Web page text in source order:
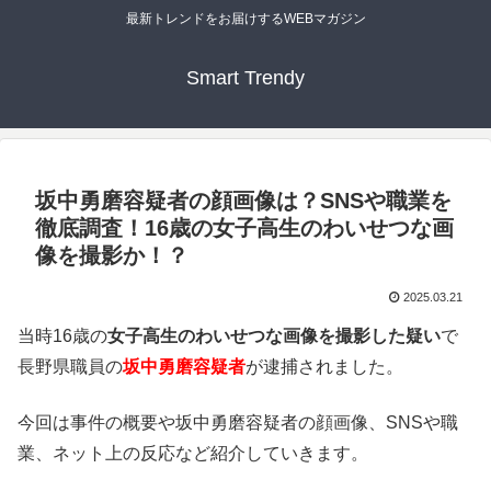
最新トレンドをお届けするWEBマガジン
Smart Trendy
坂中勇磨容疑者の顔画像は？SNSや職業を
徹底調査！16歳の女子高生のわいせつな画
像を撮影か！？
2025.03.21
当時16歳の女子高生のわいせつな画像を撮影した疑いで
長野県職員の坂中勇磨容疑者が逮捕されました。
今回は事件の概要や坂中勇磨容疑者の顔画像、SNSや職
業、ネット上の反応など紹介していきます。